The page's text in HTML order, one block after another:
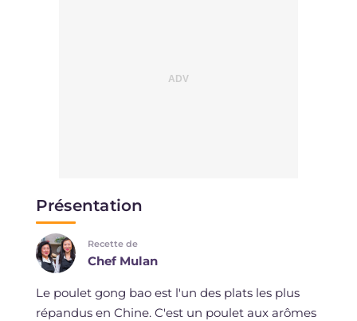
Présentation
Recette de
Chef Mulan
Le poulet gong bao est l'un des plats les plus
répandus en Chine. C'est un poulet aux arômes